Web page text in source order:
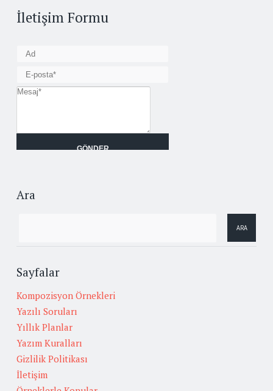
İletişim Formu
Ara
Sayfalar
Kompozisyon Örnekleri
Yazılı Soruları
Yıllık Planlar
Yazım Kuralları
Gizlilik Politikası
İletişim